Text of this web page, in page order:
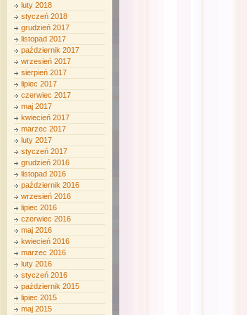
luty 2018
styczeń 2018
grudzień 2017
listopad 2017
październik 2017
wrzesień 2017
sierpień 2017
lipiec 2017
czerwiec 2017
maj 2017
kwiecień 2017
marzec 2017
luty 2017
styczeń 2017
grudzień 2016
listopad 2016
październik 2016
wrzesień 2016
lipiec 2016
czerwiec 2016
maj 2016
kwiecień 2016
marzec 2016
luty 2016
styczeń 2016
październik 2015
lipiec 2015
maj 2015